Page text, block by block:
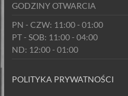
GODZINY OTWARCIA
PN - CZW: 11:00 - 01:00
PT - SOB: 11:00 - 04:00
ND: 12:00 - 01:00
POLITYKA PRYWATNOŚCI